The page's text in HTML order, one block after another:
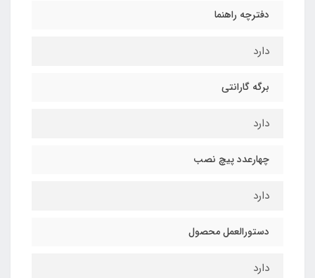
دفترچه راهنما
دارد
برگه گارانتی
دارد
چهارعدد پیچ نصب
دارد
دستورالعمل محصول
دارد